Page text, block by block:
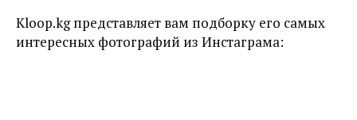
Kloop.kg представляет вам подборку его самых
интересных фотографий из Инстаграма: